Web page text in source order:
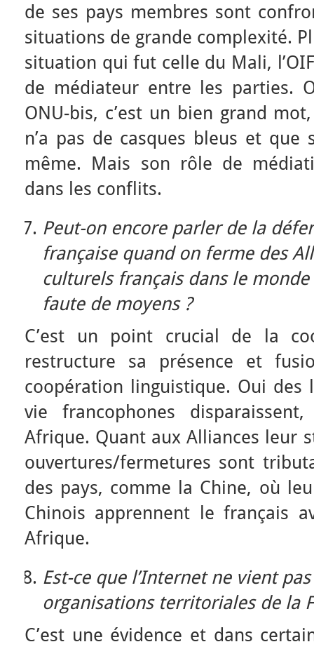
de ses pays membres sont
situations de grande complexité.
situation qui fut celle du Mali,
de médiateur entre les parties.
ONU-bis, c’est un bien grand
n’a pas de casques bleus et que
même. Mais son rôle de
dans les conflits.
Peut-on encore parler de la
française quand on ferme des
culturels français dans le monde
faute de moyens ?
C’est un point crucial de la
restructure sa présence et
coopération linguistique. Oui
vie francophones
Afrique. Quant aux Alliances leur
ouvertures/fermetures sont
des pays, comme la Chine, où
Chinois apprennent le français
Afrique.
Est-ce que l’Internet ne vient
organisations territoriales de la
C’est une évidence et dans